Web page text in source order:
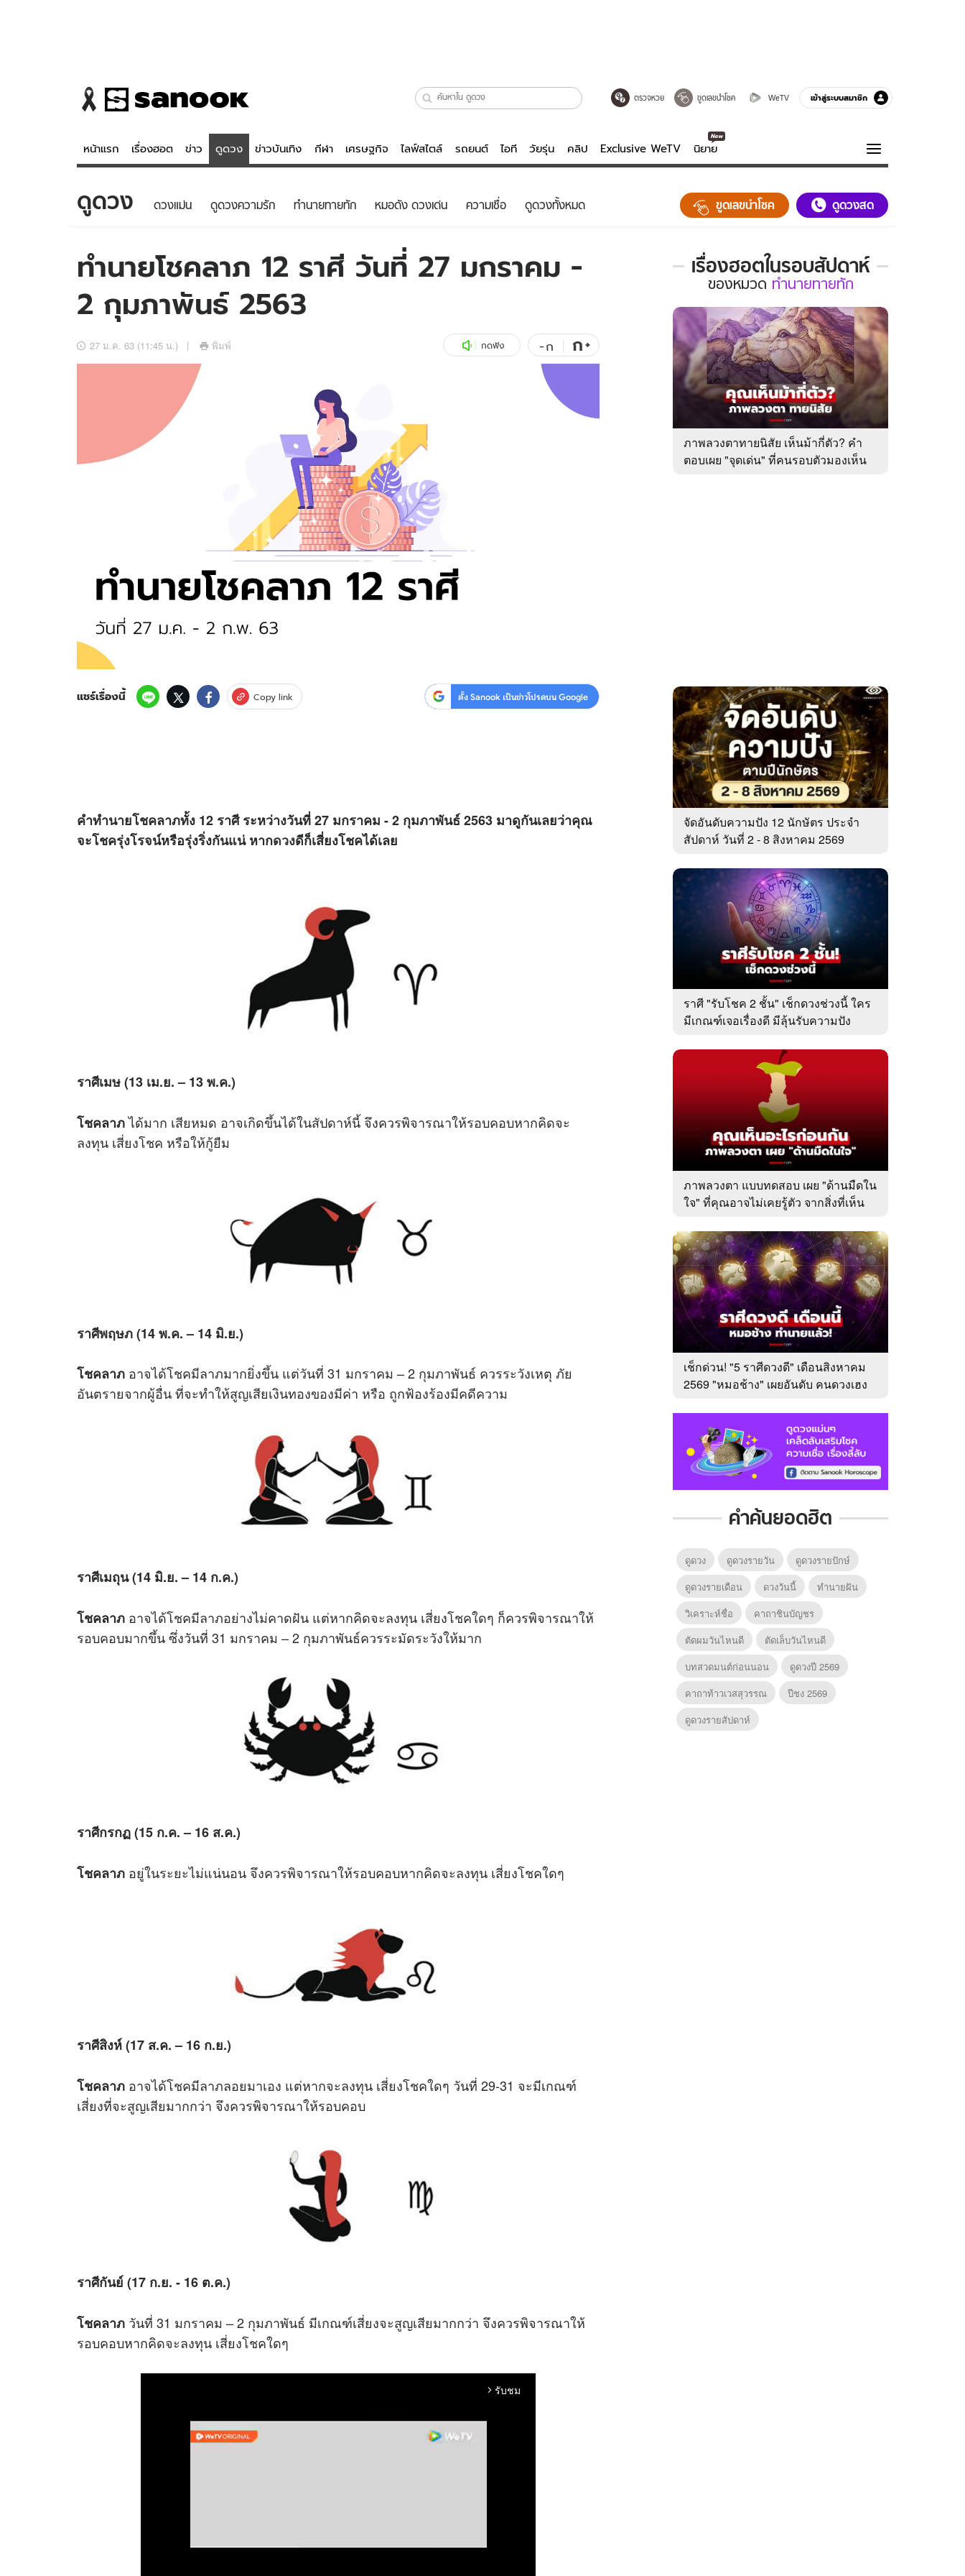
ตรวจหวย ขูดเลขนำโชค WeTV เข้าสู่ระบบสมาชิก
หน้าแรก เรื่องฮอต ข่าว ดูดวง ข่าวบันเทิง กีฬา เศรษฐกิจ ไลฟ์สไตล์ รถยนต์ ไอที วัยรุ่น คลิป Exclusive WeTV นิยาย
ข่าว
ข่าวบันเทิง
ข่าวกีฬา
ข่าวเศรษฐกิจ
อัปเดตจีน
เช็กข่าวชัวร์
ดูดวง - ตรวจหวย
สถิติหวยไทย
หวยลาว
ไลฟ์สไตล์
วัยรุ่น
สุขภาพ
ดูทีวี
WeTV
นิยาย
ความรู้รอบตัว
ฮาวทู
ติดตามสนุกโซเชียลได้ที่
บริษัท อิมเมจ ฟิวเจอร์ (ประเทศไทย) จำกัด
ดูดวง ดวงแม่น ดูดวงความรัก ทํานายทายทัก หมอดัง ดวงเด่น ความเชื่อ ดูดวงทั้งหมด ขูดเลขนำโชค ดูดวงสด
ทำนายโชคลาภ 12 ราศี วันที่ 27 มกราคม -
2 กุมภาพันธ์ 2563
27 ม.ค. 63 (11:45 น.) พิมพ์ กดฟัง -ก ก+
แชร์เรื่องนี้ Copy link ตั้ง Sanook เป็นข่าวโปรดบน Google
คำทำนายโชคลาภทั้ง 12 ราศี ระหว่างวันที่ 27 มกราคม - 2 กุมภาพันธ์ 2563 มาดูกันเลยว่าคุณ
จะโชครุ่งโรจน์หรือรุ่งริ่งกันแน่ หากดวงดีก็เสี่ยงโชคได้เลย
ราศีเมษ (13 เม.ย. – 13 พ.ค.)
โชคลาภได้มาก เสียหมด อาจเกิดขึ้นได้ในสัปดาห์นี้ จึงควรพิจารณาให้รอบคอบหากคิดจะ
ลงทุน เสี่ยงโชค หรือให้กู้ยืม
ราศีพฤษภ (14 พ.ค. – 14 มิ.ย.)
โชคลาภ อาจได้โชคมีลาภมากยิ่งขึ้น แต่วันที่ 31 มกราคม – 2 กุมภาพันธ์ ควรระวังเหตุ ภัย
อันตรายจากผู้อื่น ที่จะทำให้สูญเสียเงินทองของมีค่า หรือ ถูกฟ้องร้องมีคดีความ
ราศีเมถุน (14 มิ.ย. – 14 ก.ค.)
โชคลาภ อาจได้โชคมีลาภอย่างไม่คาดฝัน แต่หากคิดจะลงทุน เสี่ยงโชคใดๆ ก็ควรพิจารณาให้
รอบคอบมากขึ้น ซึ่งวันที่ 31 มกราคม – 2 กุมภาพันธ์ควรระมัดระวังให้มาก
ราศีกรกฏ (15 ก.ค. – 16 ส.ค.)
โชคลาภ อยู่ในระยะไม่แน่นอน จึงควรพิจารณาให้รอบคอบหากคิดจะลงทุน เสี่ยงโชคใดๆ
ราศีสิงห์ (17 ส.ค. – 16 ก.ย.)
โชคลาภ อาจได้โชคมีลาภลอยมาเอง แต่หากจะลงทุน เสี่ยงโชคใดๆ วันที่ 29-31 จะมีเกณฑ์
เสี่ยงที่จะสูญเสียมากกว่า จึงควรพิจารณาให้รอบคอบ
ราศีกันย์ (17 ก.ย. - 16 ต.ค.)
โชคลาภ วันที่ 31 มกราคม – 2 กุมภาพันธ์ มีเกณฑ์เสี่ยงจะสูญเสียมากกว่า จึงควรพิจารณาให้
รอบคอบหากคิดจะลงทุน เสี่ยงโชคใดๆ
arrow_forward_ios รับชม
เรื่องฮอตในรอบสัปดาห์
เรื่อง
ใน
รอบ
สัปดาห์
ของ
หมวด
ทำนาย
ทาย
ของหมวด ทำนายทายทัก
ภาพลวงตาทายนิสัย เห็นม้ากี่ตัว? คำ
ตอบเผย "จุดเด่น" ที่คนรอบตัวมองเห็น
จัดอันดับความปัง 12 นักษัตร ประจำ
สัปดาห์ วันที่ 2 - 8 สิงหาคม 2569
ราศี "รับโชค 2 ชั้น" เช็กดวงช่วงนี้ ใคร
มีเกณฑ์เจอเรื่องดี มีลุ้นรับความปัง
ภาพลวงตา แบบทดสอบ เผย "ด้านมืดใน
ใจ" ที่คุณอาจไม่เคยรู้ตัว จากสิ่งที่เห็น
เช็กด่วน! "5 ราศีดวงดี" เดือนสิงหาคม
2569 "หมอช้าง" เผยอันดับ คนดวงเฮง
คำค้นยอดฮิต
ดูดวง ดูดวงรายวัน
ดูดวงรายปักษ์
ดูดวงรายเดือน
ดวงวันนี้
ทํานายฝัน
วิเคราะห์ชื่อ
คาถาชินบัญชร
ตัดผมวันไหนดี
ตัดเล็บวันไหนดี
บทสวดมนต์ก่อนนอน
ดูดวงปี 2569
คาถาท้าวเวสสุวรรณ
ปีชง 2569
ดูดวงรายสัปดาห์